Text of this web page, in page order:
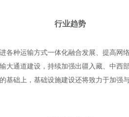
行业趋势
各种运输方式一体化融合发展、提高网
大通道建设，持续加强出疆入藏、中西
基础上，基础设施建设还将致力于加强